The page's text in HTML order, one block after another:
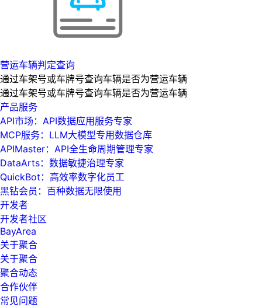
营运车辆判定查询
通过车架号或车牌号查询车辆是否为营运车辆
通过车架号或车牌号查询车辆是否为营运车辆
产品服务
API市场：API数据应用服务专家
MCP服务：LLM大模型专用数据仓库
APIMaster：API全生命周期管理专家
DataArts：数据敏捷治理专家
QuickBot：高效率数字化员工
黑钻会员：百种数据无限使用
开发者
开发者社区
BayArea
关于聚合
关于聚合
聚合动态
合作伙伴
常见问题